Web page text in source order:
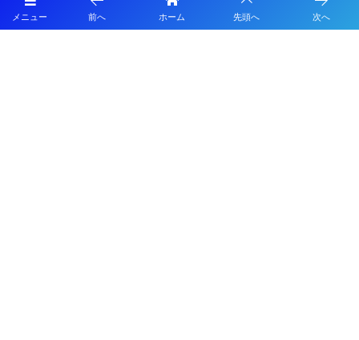
メニュー 前へ ホーム 先頭へ 次へ
【九州版】都道府県トレセンメンバー2026 随時更新！情報お待ちしてい